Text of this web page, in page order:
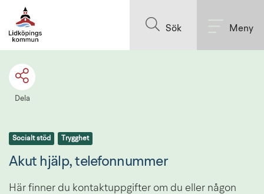
Sök Meny
Dela
Socialt stöd Trygghet
Akut hjälp, telefonnummer
Här finner du kontaktuppgifter om du eller någon